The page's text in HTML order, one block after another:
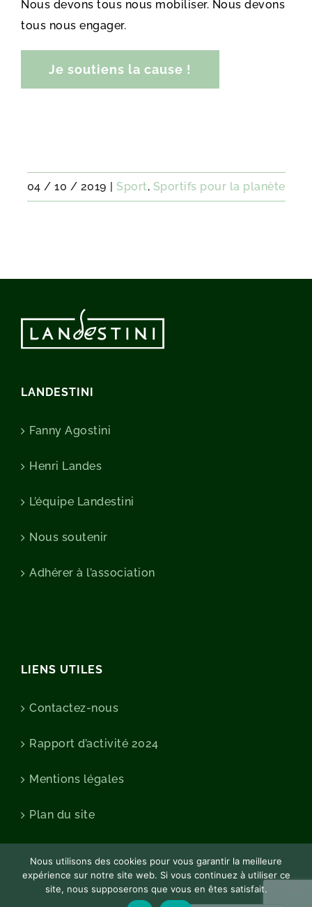
Nous devons tous nous mobiliser. Nous devons
tous nous engager.
Je soutiens la cause !
04 / 10 / 2019 | Sport, Sportifs pour la planète
LANDESTINI
Fanny Agostini
Henri Landes
L’équipe Landestini
Nous soutenir
Adhérer à l’association
LIENS UTILES
Contactez-nous
Rapport d’activité 2024
Mentions légales
Plan du site
Nous utilisons des cookies pour vous garantir la meilleure
expérience sur notre site web. Si vous continuez à utiliser ce
site, nous supposerons que vous en êtes satisfait.